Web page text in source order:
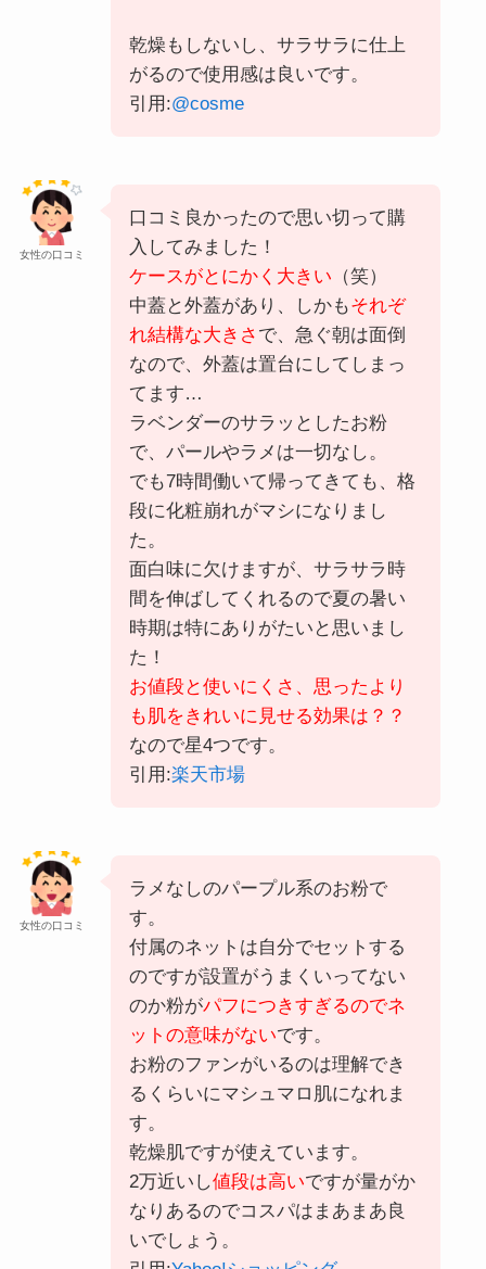
乾燥もしないし、サラサラに仕上
がるので使用感は良いです。
引用:@cosme
女性の口コミ
口コミ良かったので思い切って購
入してみました！
ケースがとにかく大きい （笑）
中蓋と外蓋があり、しかもそれぞ
れ結構な大きさ で、急ぐ朝は面倒
なので、外蓋は置台にしてしまっ
てます…
ラベンダーのサラッとしたお粉
で、パールやラメは一切なし。
でも7時間働いて帰ってきても、格
段に化粧崩れがマシになりまし
た。
面白味に欠けますが、サラサラ時
間を伸ばしてくれるので夏の暑い
時期は特にありがたいと思いまし
た！
お値段と使いにくさ、思ったより
も肌をきれいに見せる効果は？？
なので星4つです。
引用:楽天市場
女性の口コミ
ラメなしのパープル系のお粉で
す。
付属のネットは自分でセットする
のですが設置がうまくいってない
のか粉がパフにつきすぎるのでネ
ットの意味がないです。
お粉のファンがいるのは理解でき
るくらいにマシュマロ肌になれま
す。
乾燥肌ですが使えています。
2万近いし値段は高いですが量がか
なりあるのでコスパはまあまあ良
いでしょう。